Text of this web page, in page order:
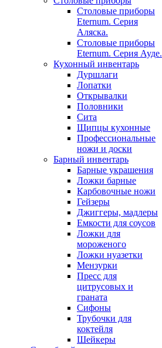
Столовые приборы
Eternum. Серия
Аляска.
Столовые приборы
Eternum. Серия Ауде.
Кухонный инвентарь
Дуршлаги
Лопатки
Открывалки
Половники
Сита
Щипцы кухонные
Профессиональные
ножи и доски
Барный инвентарь
Барные украшения
Ложки барные
Карбовочные ножи
Гейзеры
Джиггеры, мадлеры
Емкости для соусов
Ложки для
мороженого
Ложки нуазетки
Мензурки
Пресс для
цитрусовых и
граната
Сифоны
Трубочки для
коктейля
Шейкеры